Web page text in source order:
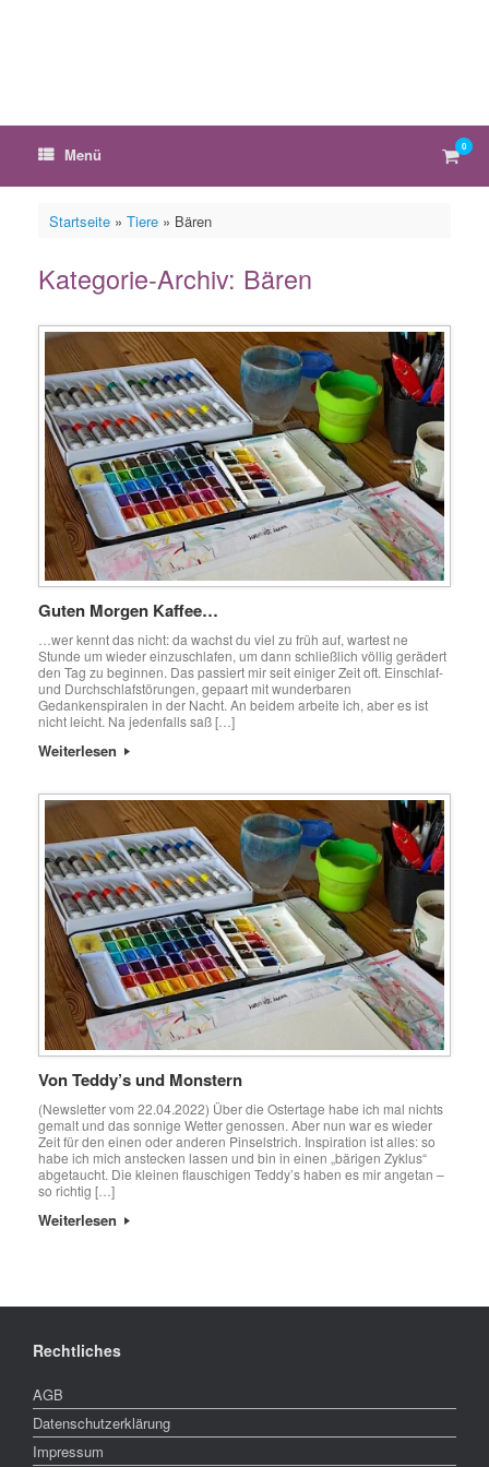
Menü 0
Startseite» Tiere» Bären
Kategorie-Archiv: Bären
Guten Morgen Kaffee…
…wer kennt das nicht: da wachst du viel zu früh auf, wartest ne
Stunde um wieder einzuschlafen, um dann schließlich völlig gerädert
den Tag zu beginnen. Das passiert mir seit einiger Zeit oft. Einschlaf-
und Durchschlafstörungen, gepaart mit wunderbaren
Gedankenspiralen in der Nacht. An beidem arbeite ich, aber es ist
nicht leicht. Na jedenfalls saß […]
Weiterlesen
Von Teddy’s und Monstern
(Newsletter vom 22.04.2022) Über die Ostertage habe ich mal nichts
gemalt und das sonnige Wetter genossen. Aber nun war es wieder
Zeit für den einen oder anderen Pinselstrich. Inspiration ist alles: so
habe ich mich anstecken lassen und bin in einen „bärigen Zyklus“
abgetaucht. Die kleinen flauschigen Teddy’s haben es mir angetan –
so richtig […]
Weiterlesen
Rechtliches
AGB
Datenschutzerklärung
Impressum